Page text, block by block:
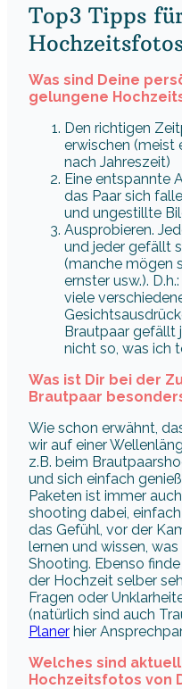
Top3 Tipps
Was sind Deine
gelungene
Den richtigen
erwischen (meist
nach Jahreszeit)
Eine entspannte
das Paar sich
und ungestillte
Ausprobieren.
und jeder gefällt
(manche mögen
ernster usw.).
viele
Brautpaar gefällt
nicht so, was ich
Was ist Dir bei der
Brautpaar
Wie schon erwähnt,
wir auf einer
z.B. beim
und sich einfach
Paketen ist immer
shooting dabei,
das Gefühl, vor der
lernen und wissen,
Shooting. Ebenso
der Hochzeit selber
Fragen oder
(natürlich sind auch
Planer hier
Welches sind
Hochzeitsfotos von